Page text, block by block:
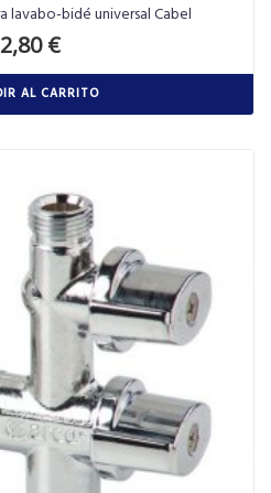
lavabo-bidé universal Cabel
€
AL CARRITO